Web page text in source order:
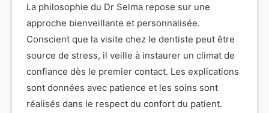
La philosophie du Dr Selma repose sur une
approche bienveillante et personnalisée.
Conscient que la visite chez le dentiste peut être
source de stress, il veille à instaurer un climat de
confiance dès le premier contact. Les explications
sont données avec patience et les soins sont
réalisés dans le respect du confort du patient.